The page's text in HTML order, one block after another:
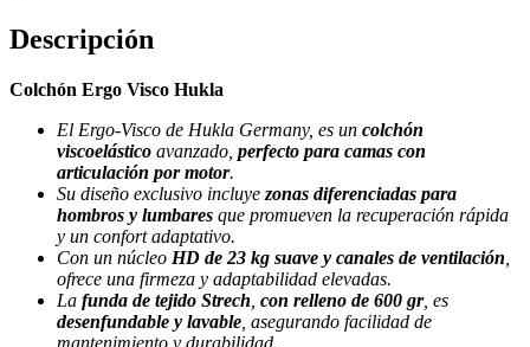
Descripción
Colchón Ergo Visco Hukla
El Ergo-Visco de Hukla Germany, es un colchón
viscoelástico avanzado, perfecto para camas con
articulación por motor.
Su diseño exclusivo incluye zonas diferenciadas para
hombros y lumbares que promueven la recuperación rápida
y un confort adaptativo.
Con un núcleo HD de 23 kg suave y canales de ventilación
ofrece una firmeza y adaptabilidad elevadas.
La funda de tejido Strech con relleno de 600 gr, es
desenfundable y lavable , asegurando facilidad de
mantenimiento y durabilidad.